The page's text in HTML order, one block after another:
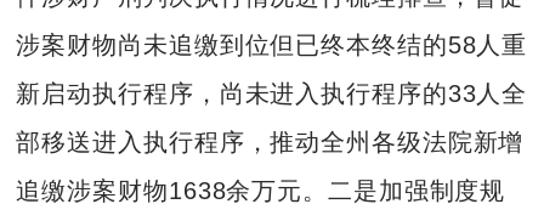
涉案财物尚未追缴到位但已终本终结的58人重
新启动执行程序，尚未进入执行程序的33人全
部移送进入执行程序，推动全州各级法院新增
追缴涉案财物1638余万元。二是加强制度规